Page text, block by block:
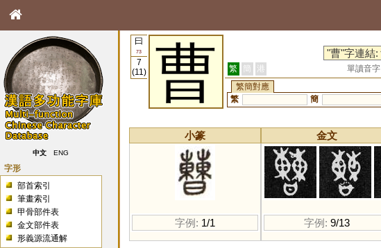
中文 ENG
字形
部首索引
筆畫索引
甲骨部件表
金文部件表
形義源流通解
曰
73
7
(11)
曹 繁 簡 港
單讀音字
繁簡對應
繁
簡
小篆
字例: 1/1
金文
字例: 9/13